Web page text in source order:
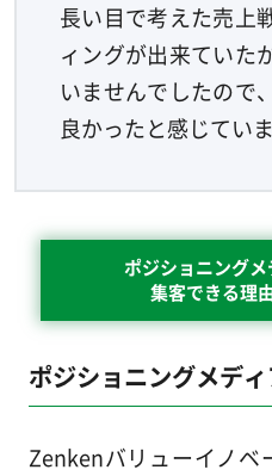
長い目で考えた売上
ィングが出来ていた
いませんでしたので
良かったと感じていま
ポジショニング
集客できる理
ポジショニングメデ
Zenkenバリューイノベ